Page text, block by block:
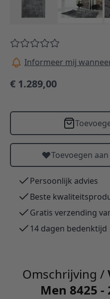
Informeer mij
€ 1.289,00
Toevoegen
Persoonlijk advies
Beste
Gratis verzending
14 dagen bedenktijd
Omschrijving /
Men 8425 -